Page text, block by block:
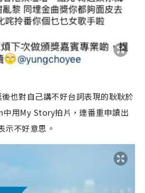
也對自己講不好台詞表現的耿耿於
用My Story拍片，連番重申讀出
示不好意思。